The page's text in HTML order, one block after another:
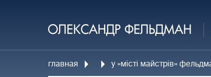
главная у «місті майстрів»